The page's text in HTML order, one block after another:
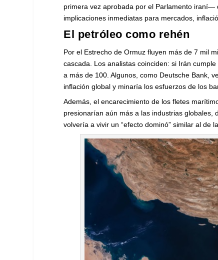
primera vez aprobada por el Parlamento iraní—
implicaciones inmediatas para mercados,
El petróleo como rehén
Por el Estrecho de Ormuz fluyen más de 7 mil
cascada. Los analistas coinciden: si Irán
a más de 100. Algunos, como Deutsche Bank,
inflación global y minaría los esfuerzos de los
Además, el encarecimiento de los fletes
presionarían aún más a las industrias
volvería a vivir un “efecto dominó” similar al de